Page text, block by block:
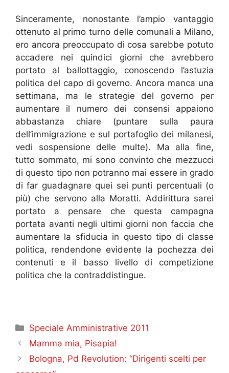
Sinceramente, nonostante l’ampio vantaggio
ottenuto al primo turno delle comunali a Milano,
ero ancora preoccupato di cosa sarebbe potuto
accadere nei quindici giorni che avrebbero
portato al ballottaggio, conoscendo l’astuzia
politica del capo di governo. Ancora manca una
settimana, ma le strategie del governo per
aumentare il numero dei consensi appaiono
abbastanza chiare (puntare sulla paura
dell’immigrazione e sul portafoglio dei milanesi,
vedi sospensione delle multe). Ma alla fine,
tutto sommato, mi sono convinto che mezzucci
di questo tipo non potranno mai essere in grado
di far guadagnare quei sei punti percentuali (o
più) che servono alla Moratti. Addirittura sarei
portato a pensare che questa campagna
portata avanti negli ultimi giorni non faccia che
aumentare la sfiducia in questo tipo di classe
politica, rendendone evidente la pochezza dei
contenuti e il basso livello di competizione
politica che la contraddistingue.
Categorie
Speciale Amministrative 2011
Mamma mia, Pisapia!
Bologna, Pd Revolution: “Dirigenti scelti per